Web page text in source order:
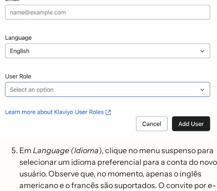
Em Language (Idioma), clique no menu suspenso para
selecionar um idioma preferencial para a conta do novo
usuário. Observe que, no momento, apenas o inglês
americano e o francês são suportados. O convite por e-